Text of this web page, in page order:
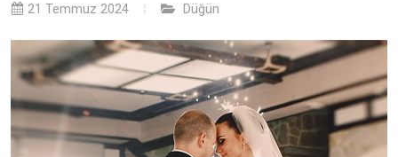
21 Temmuz 2024 Düğün